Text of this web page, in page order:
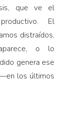
que ve el
El
distraídos,
o lo
genera ese
los últimos